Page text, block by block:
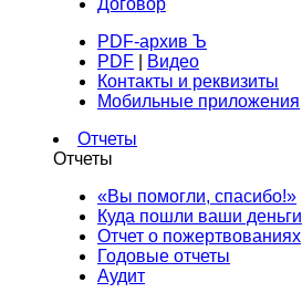
Договор
PDF-архив Ъ
PDF
Видео
Контакты и реквизиты
Мобильные приложения
Отчеты
Отчеты
«Вы помогли, спасибо!»
Куда пошли ваши деньги
Отчет о пожертвованиях
Годовые отчеты
Аудит